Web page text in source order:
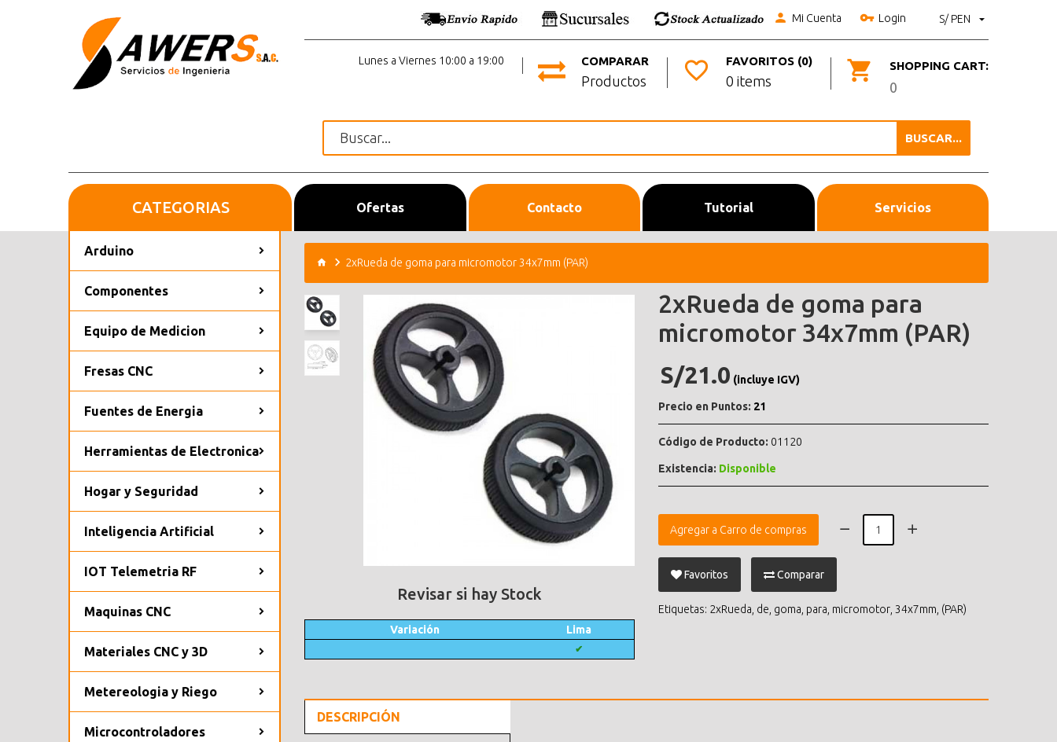
S/ PEN
Mi Cuenta Login
SHOPPING CART:
0
FAVORITOS (0)
0 items
COMPARAR
Productos
Lunes a Viernes 10:00 a 19:00
BUSCAR...
Inicio Ofertas Contacto Tutorial Servicios
CATEGORIAS
Arduino
Componentes
Equipo de Medicion
Fresas CNC
Fuentes de Energia
Herramientas de Electronica
Hogar y Seguridad
Inteligencia Artificial
IOT Telemetria RF
Maquinas CNC
Materiales CNC y 3D
Metereologia y Riego
Microcontroladores
2xRueda de goma para micromotor 34x7mm (PAR)
Revisar si hay Stock
Variación Lima
✔
2xRueda de goma para
micromotor 34x7mm (PAR)
S/21.0 (incluye IGV)
Precio en Puntos: 21
Código de Producto: 01120
Existencia: Disponible
Agregar a Carro de compras
Favoritos Comparar
Etiquetas: 2xRueda de goma para micromotor 34x7mm (PAR)
DESCRIPCIÓN